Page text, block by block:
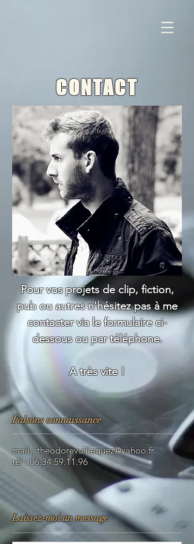
CONTACT
Pour vos projets de clip, fiction,
pub ou autres n'hésitez pas à me
contacter via le formulaire ci-
dessous ou par téléphone.
A très vite !
Faisons connaissance
mail :theodorevuillequez@yahoo.fr
tél :06.34.59.11.96
Laissez-moi un message